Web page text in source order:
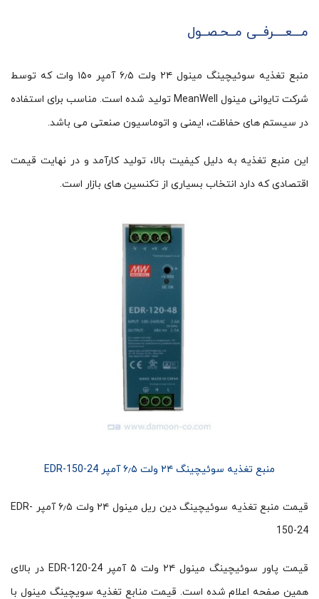
مـــعــــرفــی مــحـصــول
منبع تغذیه سوئیچینگ مینول ۲۴ ولت ۶٫۵ آمپر ۱۵۰ وات که توسط
شرکت تایوانی مینول MeanWell تولید شده است. مناسب برای استفاده
در سیستم های حفاظت، ایمنی و اتوماسیون صنعتی می باشد.
این منبع تغذیه به دلیل کیفیت بالا، تولید کارآمد و در نهایت قیمت
اقتصادی که دارد انتخاب بسیاری از تکنسین های بازار است.
منبع تغذیه سوئیچینگ ۲۴ ولت ۶٫۵ آمپر EDR-150-24
قیمت منبع تغذیه سوئیچینگ دین ریل مینول ۲۴ ولت ۶٫۵ آمپر EDR-
150-24
قیمت پاور سوئیچینگ مینول ۲۴ ولت ۵ آمپر EDR-120-24 در بالای
همین صفحه اعلام شده است. قیمت منابع تغذیه سویچینگ مینول با